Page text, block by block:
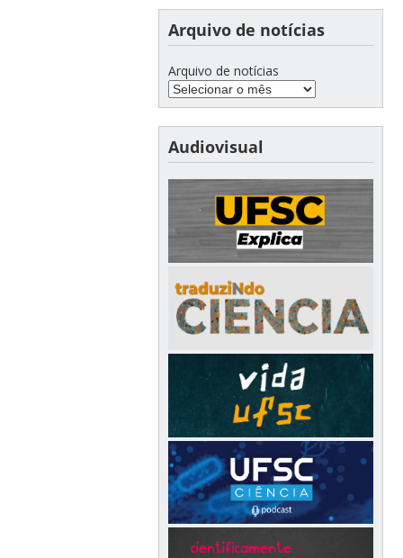
Arquivo de notícias
Arquivo de notícias
Audiovisual